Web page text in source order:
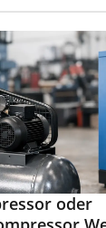
oder